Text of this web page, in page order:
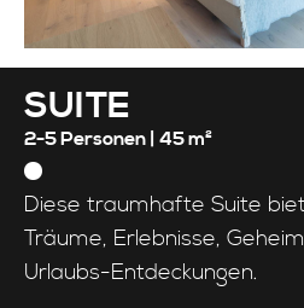
SUITE
2-5 Personen | 45 m²
Diese traumhafte Suite
Träume, Erlebnisse,
Urlaubs-Entdeckungen.